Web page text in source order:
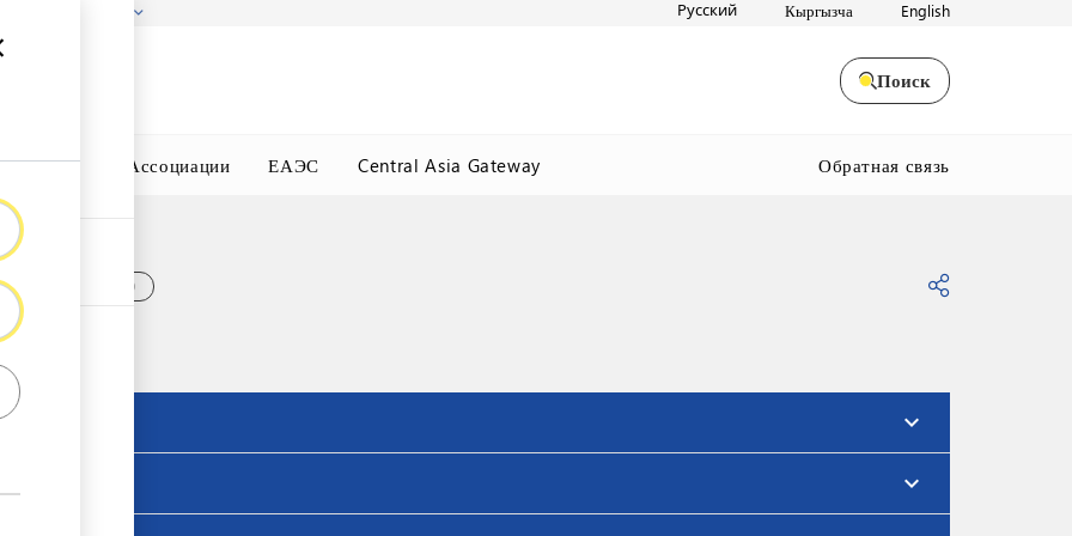
Русский Кыргызча English
Поиск
Окна Ассоциации ЕАЭС Central Asia Gateway Обратная связь
код ТН ВЭД
expand_more
expand_more